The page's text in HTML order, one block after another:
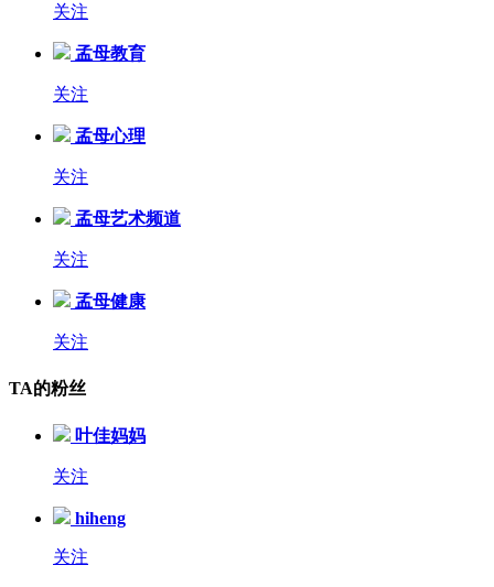
关注
孟母教育
关注
孟母心理
关注
孟母艺术频道
关注
孟母健康
关注
TA的粉丝
叶佳妈妈
关注
hiheng
关注